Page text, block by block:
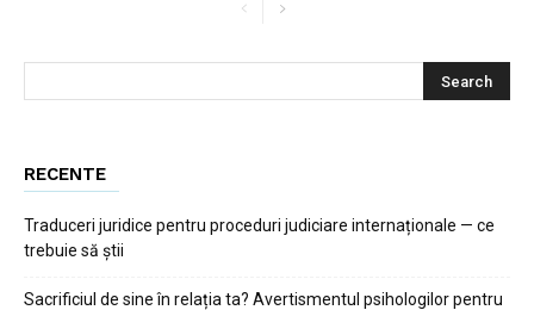
RECENTE
Traduceri juridice pentru proceduri judiciare internaționale — ce
trebuie să știi
Sacrificiul de sine în relația ta? Avertismentul psihologilor pentru